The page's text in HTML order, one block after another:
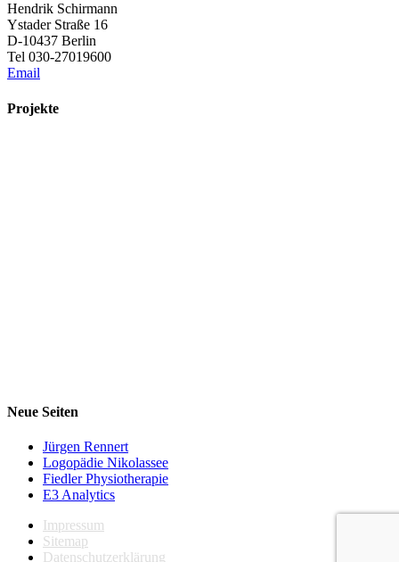
Hendrik Schirmann
Ystader Straße 16
D-10437 Berlin
Tel 030-27019600
Email
Projekte
Neue Seiten
Jürgen Rennert
Logopädie Nikolassee
Fiedler Physiotherapie
E3 Analytics
Impressum
Sitemap
Datenschutzerklärung